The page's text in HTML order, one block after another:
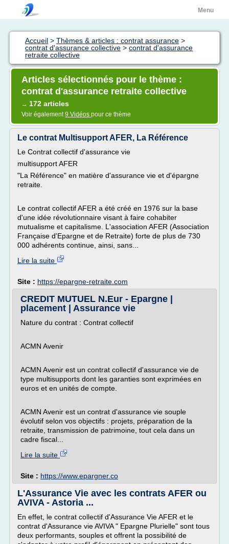
Menu
Accueil > Thèmes & articles : contrat assurance >
contrat d'assurance collective > contrat d'assurance
retraite collective
Articles sélectionnés pour le thème :
contrat d'assurance retraite collective
→ 172 articles
Voir également9 Vidéos pour ce thème
Le contrat Multisupport AFER, La Référence
Le Contrat collectif d'assurance vie
multisupport AFER
"La Référence" en matière d'assurance vie et d'épargne
retraite.
Le contrat collectif AFER a été créé en 1976 sur la base
d'une idée révolutionnaire visant à faire cohabiter
mutualisme et capitalisme. L'association AFER (Association
Française d'Epargne et de Retraite) forte de plus de 730
000 adhérents continue, ainsi, sans...
Lire la suite
Site : https://epargne-retraite.com
CREDIT MUTUEL N.Eur - Epargne |
placement | Assurance vie
Nature du contrat : Contrat collectif
ACMN Avenir
ACMN Avenir est un contrat collectif d'assurance vie de
type multisupports dont les garanties sont exprimées en
euros et en unités de compte.
ACMN Avenir est un contrat d'assurance vie souple
évolutif selon vos objectifs : projets, préparation de la
retraite, transmission de patrimoine, tout cela dans un
cadre fiscal...
Lire la suite
Site : https://www.epargner.co
L'Assurance Vie avec les contrats AFER ou
AVIVA - Astoria ...
En effet, le contrat collectif d'Assurance Vie AFER et le
contrat d'Assurance vie AVIVA " Epargne Plurielle" sont tous
deux performants, souples et offrent la possibilité de